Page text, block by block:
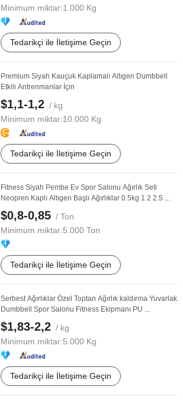
Minimum miktar:1.000 Kg
Tedarikçi ile İletişime Geçin
Premium Siyah Kauçuk Kaplamalı Altıgen Dumbbell
Etkili Antrenmanlar İçin
$1,1-1,2 / kg
Minimum miktar:10.000 Kg
Tedarikçi ile İletişime Geçin
Fitness Siyah Pembe Ev Spor Salonu Ağırlık Seti
Neopren Kaplı Altıgen Başlı Ağırlıklar 0.5kg 1 2 2.5 ...
$0,8-0,85 / Ton
Minimum miktar:5.000 Ton
Tedarikçi ile İletişime Geçin
Serbest Ağırlıklar Özel Toptan Ağırlık kaldırma Yuvarlak
Dumbbell Spor Salonu Fitness Ekipmanı PU ...
$1,83-2,2 / kg
Minimum miktar:5.000 Kg
Tedarikçi ile İletişime Geçin